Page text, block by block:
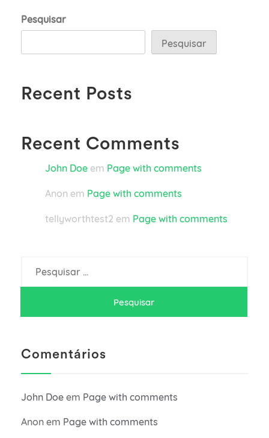
Pesquisar
Pesquisar
Recent Posts
Recent Comments
John Doe em Page with comments
Anon em Page with comments
tellyworthtest2 em Page with comments
por:
Comentários
John Doe em Page with comments
Anon em Page with comments